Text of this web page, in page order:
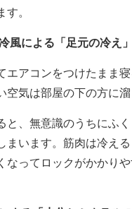
す。
風による「足元の冷え」
エアコンをつけたまま
空気は部屋の下の方に溜
と、無意識のうちにふ
まいます。筋肉は冷え
なってロックがかかり